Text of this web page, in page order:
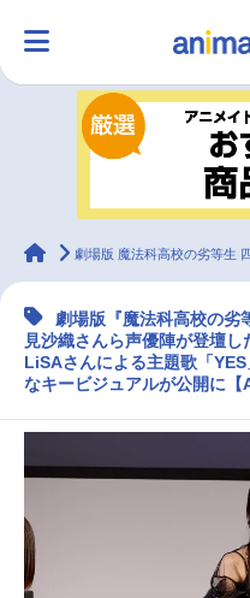
ランキング
ラジオ
マンガ・ラノベ ゲーム・アプリ
最新記事一覧
animateTimes
劇場版 魔法科高校の劣等生
劇場版『魔法科高校の劣
見沙織さんら声優陣が登壇し
LiSAさんによる主題歌「
なキービジュアルが公開に【